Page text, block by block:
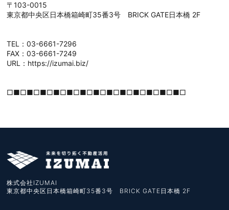
〒103-0015
東京都中央区日本橋箱崎町35番3号 BRICK GATE日本橋 2F
TEL：03-6661-7296
FAX：03-6661-7249
URL：https://izumai.biz/
□■□■□■□■□■□■□■□■□■□■□■□■□■□
株式会社IZUMAI
東京都中央区日本橋箱崎町35番3号 BRICK GATE日本橋 2F